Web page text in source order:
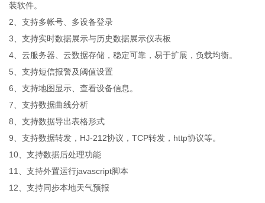
装软件。
2、支持多帐号、多设备登录
3、支持实时数据展示与历史数据展示仪表板
4、云服务器、云数据存储，稳定可靠，易于扩展，负载均衡。
5、支持短信报警及阈值设置
6、支持地图显示、查看设备信息。
7、支持数据曲线分析
8、支持数据导出表格形式
9、支持数据转发，HJ-212协议，TCP转发，http协议等。
10、支持数据后处理功能
11、支持外置运行javascript脚本
12、支持同步本地天气预报